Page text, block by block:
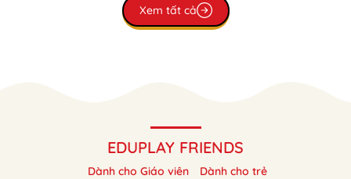
Xem tất cả
EDUPLAY FRIENDS
Dành cho Giáo viên Dành cho trẻ